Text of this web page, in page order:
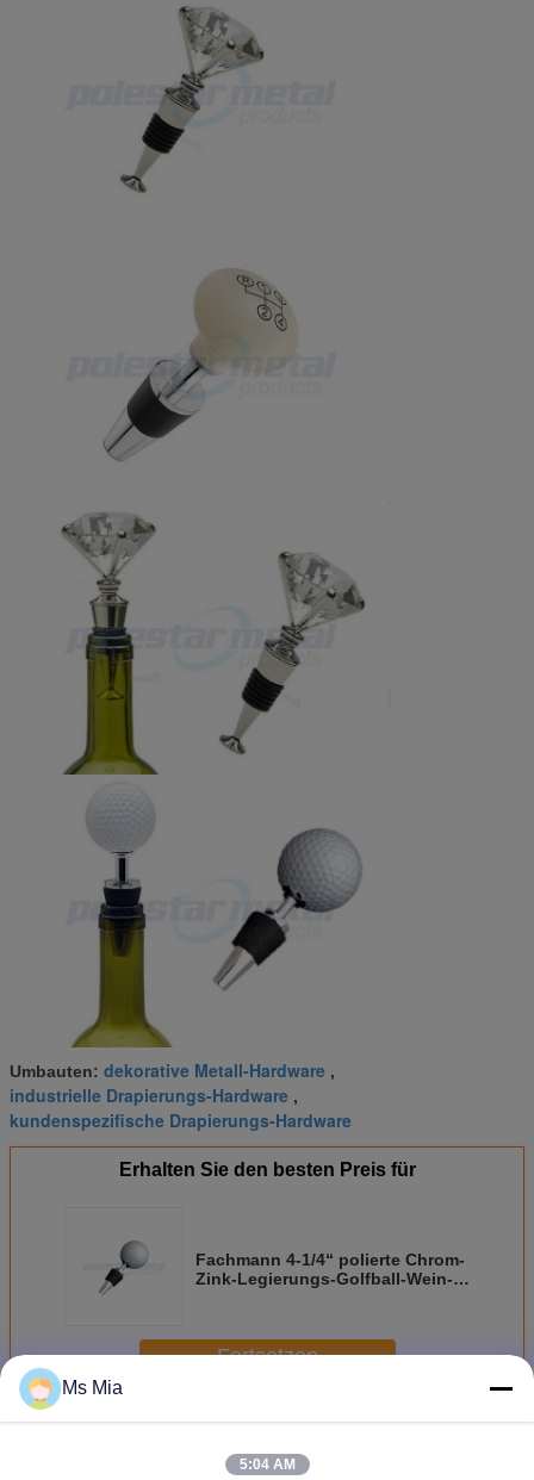
Umbauten: dekorative Metall-Hardware ,
industrielle Drapierungs-Hardware ,
kundenspezifische Drapierungs-Hardware
Erhalten Sie den besten Preis für
Fachmann 4-1/4“ polierte Chrom-
Zink-Legierungs-Golfball-Wein-
Fortsetzen
MehrKundenspezifische Metall-Hardware
Ms Mia
5:04 AM